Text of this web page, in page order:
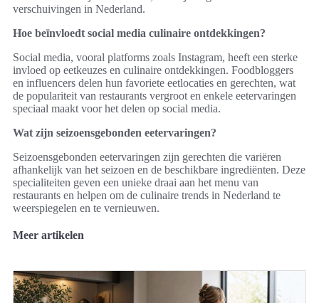
verschuivingen in Nederland.
Hoe beïnvloedt social media culinaire ontdekkingen?
Social media, vooral platforms zoals Instagram, heeft een sterke
invloed op eetkeuzes en culinaire ontdekkingen. Foodbloggers
en influencers delen hun favoriete eetlocaties en gerechten, wat
de populariteit van restaurants vergroot en enkele eetervaringen
speciaal maakt voor het delen op social media.
Wat zijn seizoensgebonden eetervaringen?
Seizoensgebonden eetervaringen zijn gerechten die variëren
afhankelijk van het seizoen en de beschikbare ingrediënten. Deze
specialiteiten geven een unieke draai aan het menu van
restaurants en helpen om de culinaire trends in Nederland te
weerspiegelen en te vernieuwen.
Meer artikelen